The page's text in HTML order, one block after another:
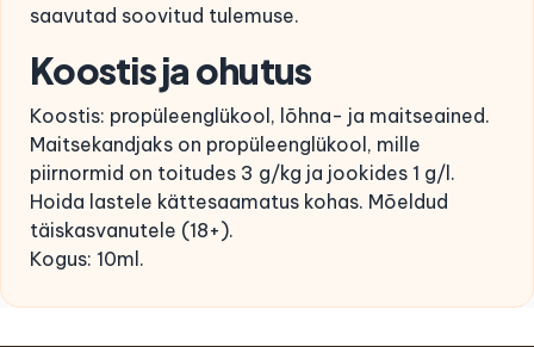
saavutad soovitud tulemuse.
Koostis ja ohutus
Koostis: propüleenglükool, lõhna- ja maitseained.
Maitsekandjaks on propüleenglükool, mille
piirnormid on toitudes 3 g/kg ja jookides 1 g/l.
Hoida lastele kättesaamatus kohas. Mõeldud
täiskasvanutele (18+).
Kogus: 10ml.